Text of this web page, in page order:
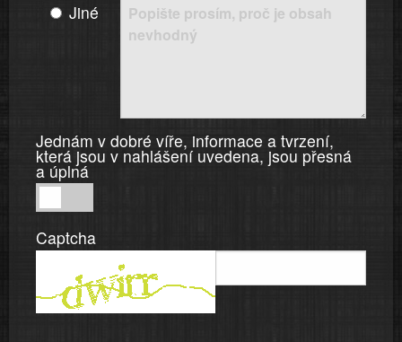
Jiné
Jednám v dobré víře, informace a tvrzení,
která jsou v nahlášení uvedena, jsou přesná
a úplná
v
dobré
informace
Captcha